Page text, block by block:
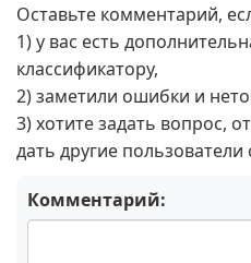
Оставьте комментарий,
1) у вас есть
классификатору,
2) заметили ошибки и
3) хотите задать вопрос,
дать другие пользователи
Комментарий: